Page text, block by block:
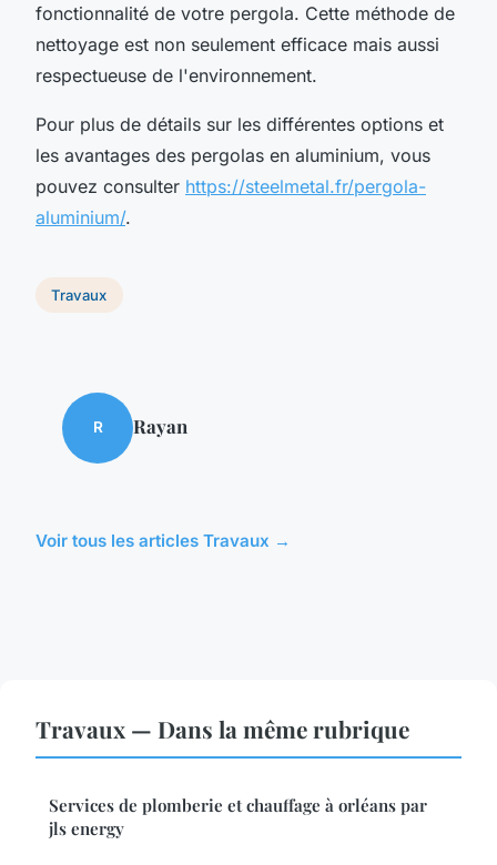
fonctionnalité de votre pergola. Cette méthode de
nettoyage est non seulement efficace mais aussi
respectueuse de l'environnement.
Pour plus de détails sur les différentes options et
les avantages des pergolas en aluminium, vous
pouvez consulter https://steelmetal.fr/pergola-
aluminium/.
Travaux
R Rayan
Voir tous les articles Travaux →
Travaux — Dans la même rubrique
Services de plomberie et chauffage à orléans par
jls energy